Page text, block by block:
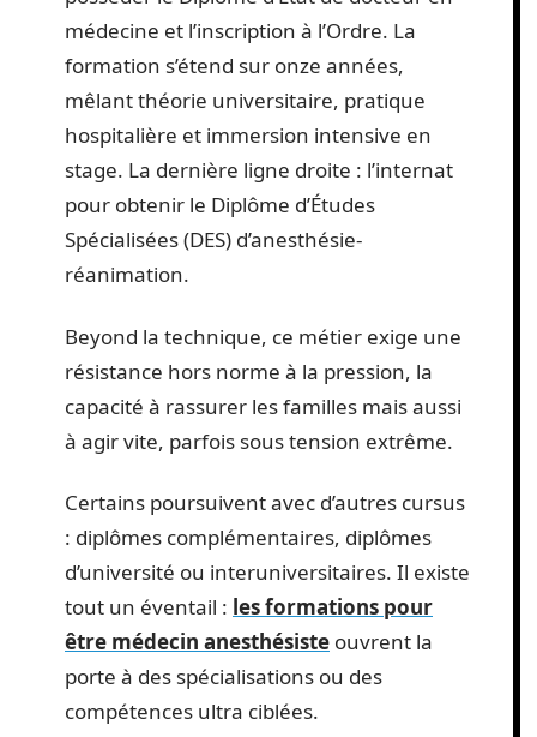
médecine et l’inscription à l’Ordre. La
formation s’étend sur onze années,
mêlant théorie universitaire, pratique
hospitalière et immersion intensive en
stage. La dernière ligne droite : l’internat
pour obtenir le Diplôme d’Études
Spécialisées (DES) d’anesthésie-
réanimation.
Beyond la technique, ce métier exige une
résistance hors norme à la pression, la
capacité à rassurer les familles mais aussi
à agir vite, parfois sous tension extrême.
Certains poursuivent avec d’autres cursus
: diplômes complémentaires, diplômes
d’université ou interuniversitaires. Il existe
tout un éventail : les formations pour
être médecin anesthésiste ouvrent la
porte à des spécialisations ou des
compétences ultra ciblées.